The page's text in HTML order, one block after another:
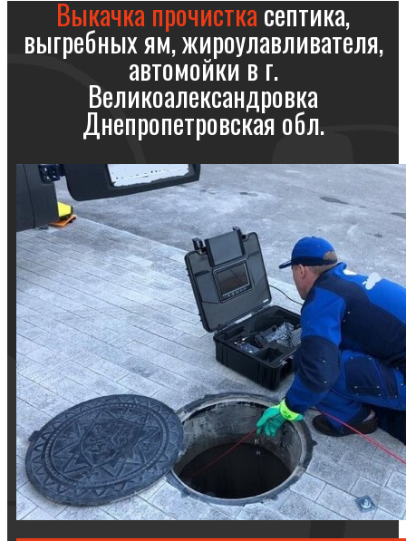
Выкачка прочисткасептика,
выгребных ям, жироулавливателя,
автомойки в г.
Великоалександровка
Днепропетровская обл.